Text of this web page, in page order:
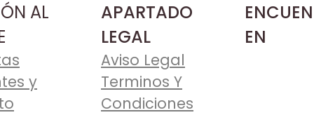
AL
y
APARTADO
LEGAL
Aviso Legal
Terminos Y
Condiciones
EN